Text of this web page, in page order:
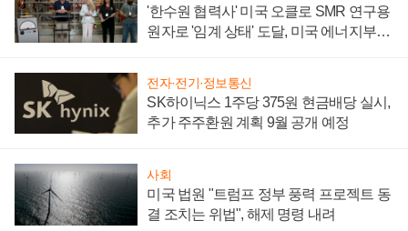
'한수원 협력사' 미국 오클로 SMR 연구용
원자로 '임계 상태' 도달, 미국 에너지부
전자·전기·정보통신
SK하이닉스 1주당 375원 현금배당 실시,
추가 주주환원 계획 9월 공개 예정
사회
미국 법원 "트럼프 정부 풍력 프로젝트 동
결 조치는 위법", 해제 명령 내려